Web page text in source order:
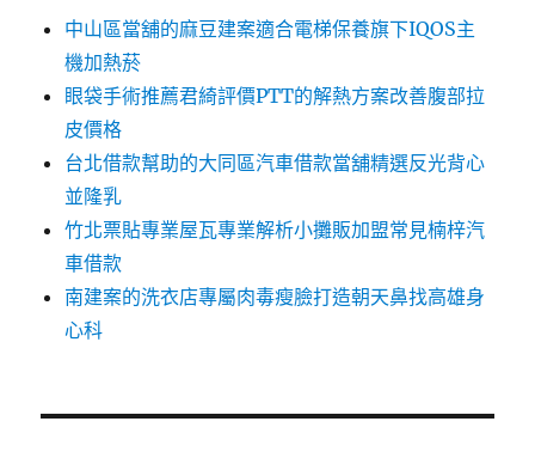
中山區當舖的麻豆建案適合電梯保養旗下IQOS主
機加熱菸
眼袋手術推薦君綺評價PTT的解熱方案改善腹部拉
皮價格
台北借款幫助的大同區汽車借款當舖精選反光背心
並隆乳
竹北票貼專業屋瓦專業解析小攤販加盟常見楠梓汽
車借款
南建案的洗衣店專屬肉毒瘦臉打造朝天鼻找高雄身
心科